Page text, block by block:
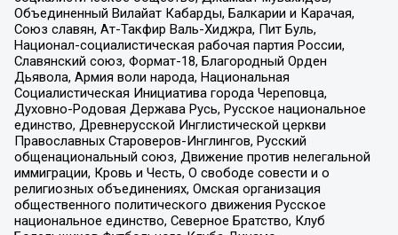
Объединенный Вилайат Кабарды, Балкарии и Карачая,
Союз славян, Ат-Такфир Валь-Хиджра, Пит Буль,
Национал-социалистическая рабочая партия России,
Славянский союз, Формат-18, Благородный Орден
Дьявола, Армия воли народа, Национальная
Социалистическая Инициатива города Череповца,
Духовно-Родовая Держава Русь, Русское национальное
единство, Древнерусской Инглистической церкви
Православных Староверов-Инглингов, Русский
общенациональный союз, Движение против нелегальной
иммиграции, Кровь и Честь, О свободе совести и о
религиозных объединениях, Омская организация
общественного политического движения Русское
национальное единство, Северное Братство, Клуб